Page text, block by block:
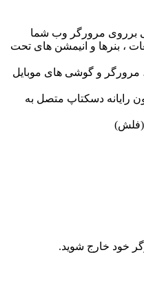
برروی مرورگر وب شما
، بنرها و انیمشن های تحت
و گوشی های موبایل
بیش از 900 میلیون رایانه دسکتاپ متصل به